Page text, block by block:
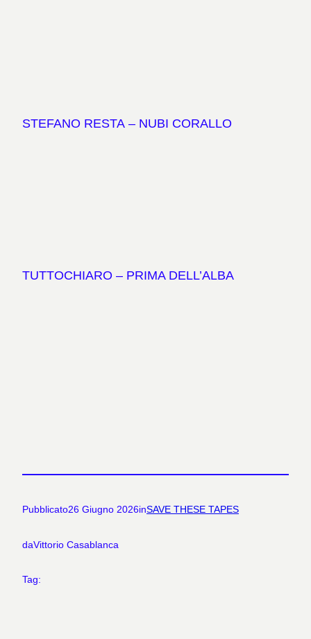
STEFANO RESTA – NUBI CORALLO
TUTTOCHIARO – PRIMA DELL’ALBA
Pubblicato26 Giugno 2026inSAVE THESE TAPES
daVittorio Casablanca
Tag: